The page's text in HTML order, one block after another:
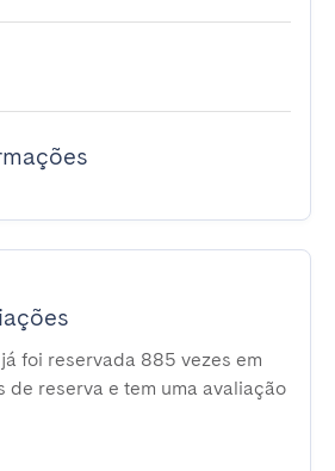
foi reservada 885 vezes em
de reserva e tem uma avaliação